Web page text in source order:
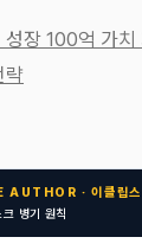
성장 100억 가치
략
· 이클립스
병기 원칙